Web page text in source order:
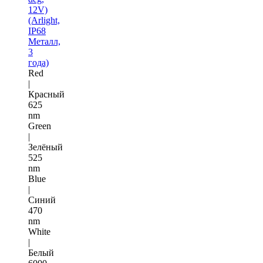
12V)
(Arlight,
IP68
Металл,
3
года)
Red
|
Красный
625
nm
Green
|
Зелёный
525
nm
Blue
|
Синий
470
nm
White
|
Белый